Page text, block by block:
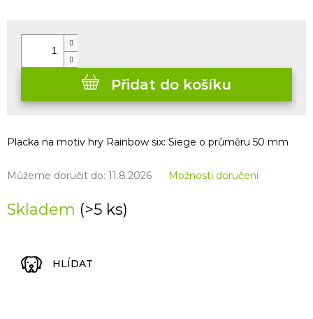
Skladem (>5 ks)
Můžeme doručit do: 11.8.2026 Možnosti doručení
Přidat do košíku
Placka na motiv hry Rainbow six: Siege o průměru 50 mm
HLÍDAT